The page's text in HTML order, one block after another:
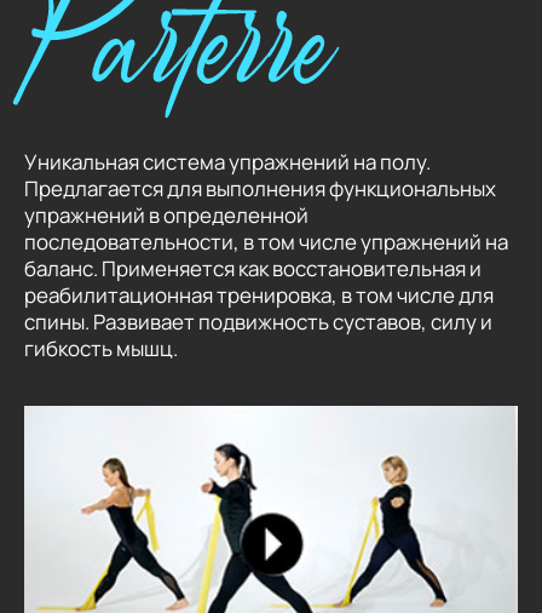
Уникальная система упражнений на полу.
Предлагается для выполнения функциональных
упражнений в определенной
последовательности, в том числе упражнений на
баланс. Применяется как восстановительная и
реабилитационная тренировка, в том числе для
спины. Развивает подвижность суставов, силу и
гибкость мышц.